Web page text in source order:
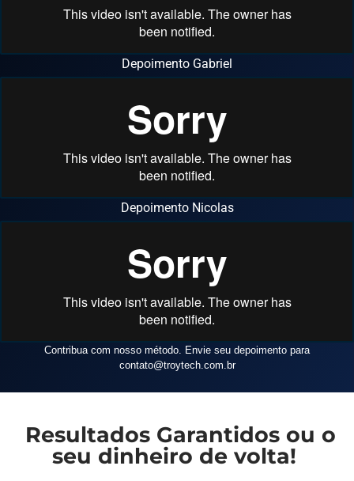
Depoimento Gabriel
Depoimento Nicolas
Contribua com nosso método. Envie seu depoimento para
contato@troytech.com.br
Resultados Garantidos ou o
seu dinheiro de volta!